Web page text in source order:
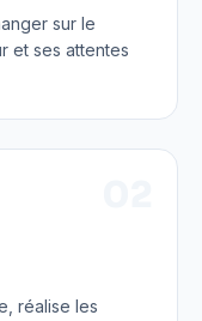
sur le
et ses attentes
réalise les